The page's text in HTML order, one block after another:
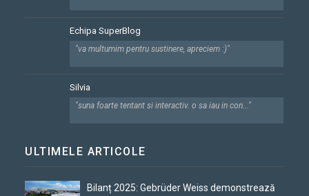
Echipa SuperBlog
"va multumim pentru sustinere, apreciem :)"
Silvia
"suna foarte tentant si interactiv. o sa iau in con..."
ULTIMELE ARTICOLE
Bilanț 2025: Gebrüder Weiss demonstrează